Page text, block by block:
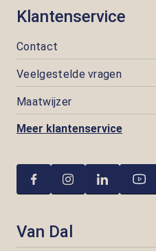
Klantenservice
Contact
Veelgestelde vragen
Maatwijzer
Meer klantenservice
Van Dal